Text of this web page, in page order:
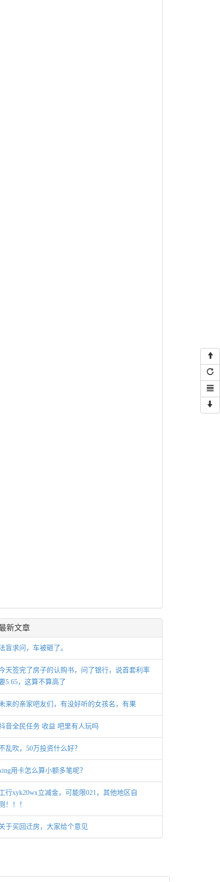
新文章
盲求问，车被砸了。
天签完了房子的认购书，问了银行，说首套利率
5.65，这算不算高了
来的亲家吧友们，有没好听的女孩名，有果
音全民任务 收益 吧里有人玩吗
乱吹，50万投资什么好？
用卡怎么算小额多笔呢？
行xyk20wx立减金，可能限021，其他地区自
！！！
于买回迁房，大家给个意见